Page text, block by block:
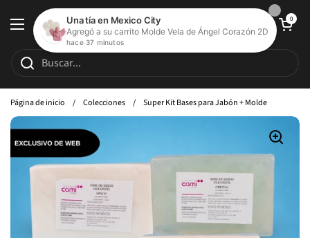
Ir al contenido
Abrir menú
Abrir carrito de
0
Página de inicio / Colecciones / Super Kit Bases para Jabón + Molde